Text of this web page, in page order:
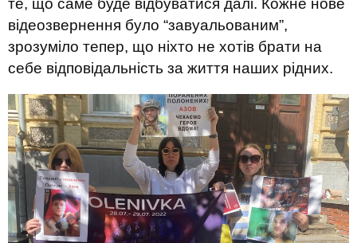
те, що саме буде відбуватися далі. Кожне нове
відеозвернення було “завуальованим”,
зрозуміло тепер, що ніхто не хотів брати на
себе відповідальність за життя наших рідних.